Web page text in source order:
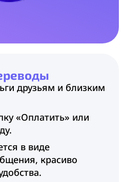
друзьям и близким
«Оплатить» или
в виде
красиво